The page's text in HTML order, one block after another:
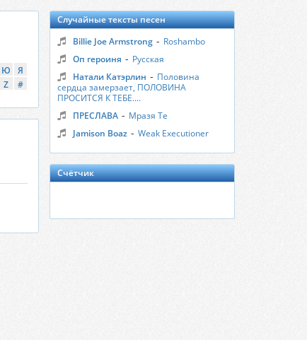
Ю
Я
Z #
Случайные тексты песен
Billie Joe Armstrong - Roshambo
Оп героиня - Русская
Натали Катэрлин - Половина
сердца замерзает, ПОЛОВИНА
ПРОСИТСЯ К ТЕБЕ....
ПРЕСЛАВА - Мразя Те
Jamison Boaz - Weak Executioner
Счётчик